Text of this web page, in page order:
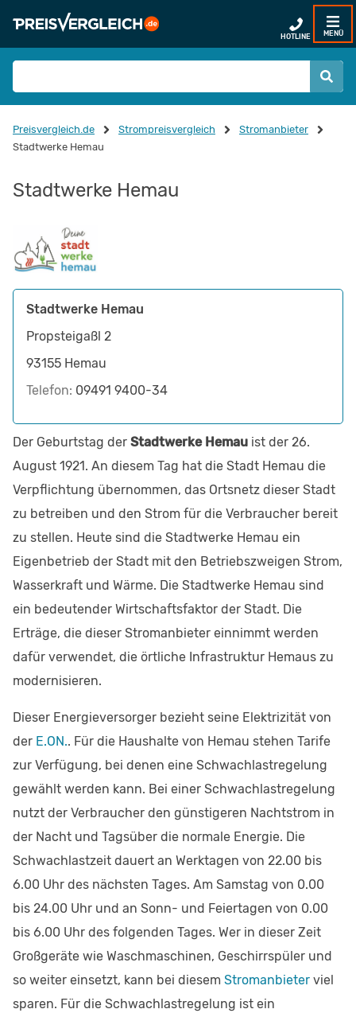
HOTLINE MENÜ
Preisvergleich.de Strompreisvergleich
Stromanbieter
Stadtwerke Hemau
Stadtwerke Hemau
Stadtwerke Hemau
Propsteigaßl 2
93155 Hemau
Telefon: 09491 9400-34
Der Geburtstag der Stadtwerke Hemau ist der 26.
August 1921. An diesem Tag hat die Stadt Hemau die
Verpflichtung übernommen, das Ortsnetz dieser Stadt
zu betreiben und den Strom für die Verbraucher bereit
zu stellen. Heute sind die Stadtwerke Hemau ein
Eigenbetrieb der Stadt mit den Betriebszweigen Strom,
Wasserkraft und Wärme. Die Stadtwerke Hemau sind
ein bedeutender Wirtschaftsfaktor der Stadt. Die
Erträge, die dieser Stromanbieter einnimmt werden
dafür verwendet, die örtliche Infrastruktur Hemaus zu
modernisieren.
Dieser Energieversorger bezieht seine Elektrizität von
der E.ON.. Für die Haushalte von Hemau stehen Tarife
zur Verfügung, bei denen eine Schwachlastregelung
gewählt werden kann. Bei einer Schwachlastregelung
nutzt der Verbraucher den günstigeren Nachtstrom in
der Nacht und Tagsüber die normale Energie. Die
Schwachlastzeit dauert an Werktagen von 22.00 bis
6.00 Uhr des nächsten Tages. Am Samstag von 0.00
bis 24.00 Uhr und an Sonn- und Feiertagen von 0.00
bis 6.00 Uhr des folgenden Tages. Wer in dieser Zeit
Großgeräte wie Waschmaschinen, Geschirrspüler und
so weiter einsetzt, kann bei diesem Stromanbieter viel
sparen. Für die Schwachlastregelung ist ein